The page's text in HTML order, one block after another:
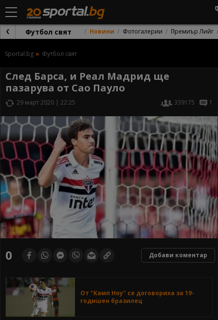
Футбол свят Новини Фотогалерии Премиър Лийг
Sportal.bg Футбол свят
След Барса, и Реал Мадрид ще
пазарува от Сао Пауло
29 март 2020 | 22:25 339175 1
0 Добави коментар
От "Камп Ноу" се договориха за 19-
годишен бразилец